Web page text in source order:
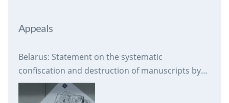
Appeals
Belarus: Statement on the systematic
confiscation and destruction of manuscripts by
prison authorities